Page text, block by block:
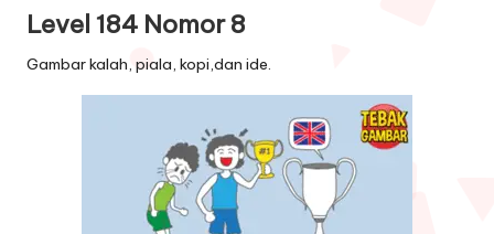
Level 184 Nomor 8
Gambar kalah, piala, kopi,dan ide.